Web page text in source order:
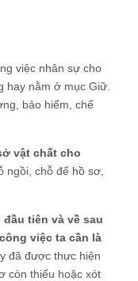
việc nhân sự cho
hay nằm ở mục Giữ.
bảo hiểm, chế
vật chất cho
ngồi, chỗ để hồ sơ,
tiên và về sau
việc ta cần là
đã được thực hiện
còn thiếu hoặc xót